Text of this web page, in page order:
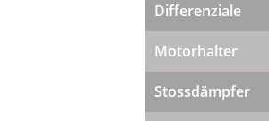
Differenziale
Motorhalter
Stossdämpfer